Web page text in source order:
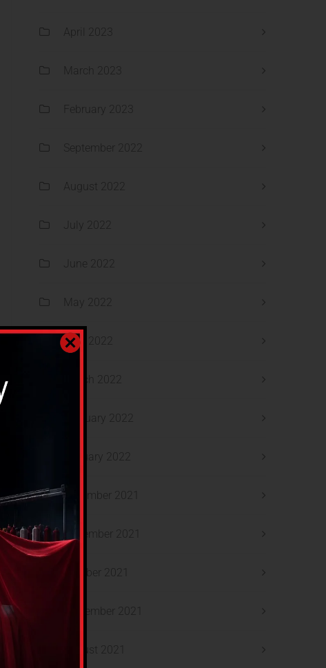
April 2023
March 2023
February 2023
September 2022
August 2022
July 2022
June 2022
May 2022
April 2022
March 2022
February 2022
January 2022
December 2021
November 2021
October 2021
September 2021
August 2021